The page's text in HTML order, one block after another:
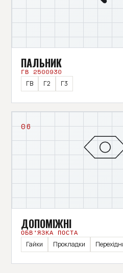
ПАЛЬНИК
ГВ 2500930
ГВ
Г2 Г3
06
ДОПОМІЖНІ
ОБВ’ЯЗКА ПОСТА
Гайки
Прокладки